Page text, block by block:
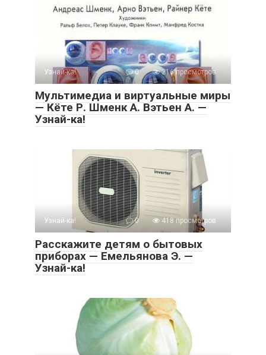
Узнай-ка! 0 216 просмотров
Мультимедиа и виртуальные миры
— Кёте Р. Шменк А. Вэтьен А. —
Узнай-ка!
Узнай-ка! 0 418 просмотров
Расскажите детям о бытовых
приборах — Емельянова Э. —
Узнай-ка!